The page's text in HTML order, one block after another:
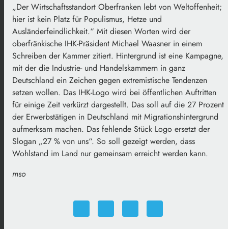
„Der Wirtschaftsstandort Oberfranken lebt von Weltoffenheit;
hier ist kein Platz für Populismus, Hetze und
Ausländerfeindlichkeit.“ Mit diesen Worten wird der
oberfränkische IHK-Präsident Michael Waasner in einem
Schreiben der Kammer zitiert. Hintergrund ist eine Kampagne,
mit der die Industrie- und Handelskammern in ganz
Deutschland ein Zeichen gegen extremistische Tendenzen
setzen wollen. Das IHK-Logo wird bei öffentlichen Auftritten
für einige Zeit verkürzt dargestellt. Das soll auf die 27 Prozent
der Erwerbstätigen in Deutschland mit Migrationshintergrund
aufmerksam machen. Das fehlende Stück Logo ersetzt der
Slogan „27 % von uns“. So soll gezeigt werden, dass
Wohlstand im Land nur gemeinsam erreicht werden kann.
mso